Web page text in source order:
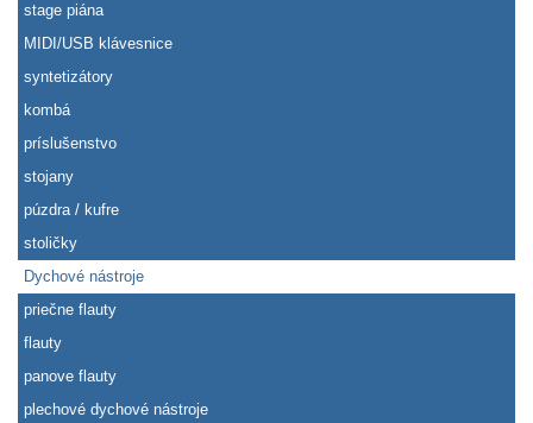
stage piána
MIDI/USB klávesnice
syntetizátory
kombá
príslušenstvo
stojany
púzdra / kufre
stoličky
Dychové nástroje
priečne flauty
flauty
panove flauty
plechové dychové nástroje